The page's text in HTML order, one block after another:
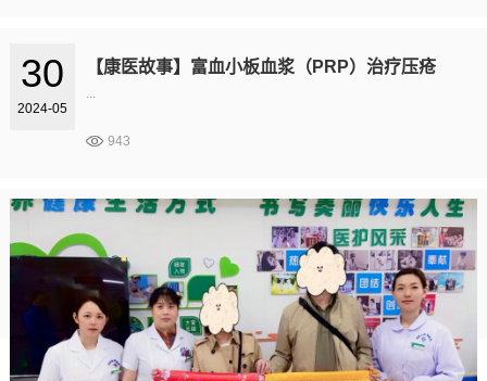
30
2024-05
【康医故事】富血小板血浆（PRP）治疗压疮
943